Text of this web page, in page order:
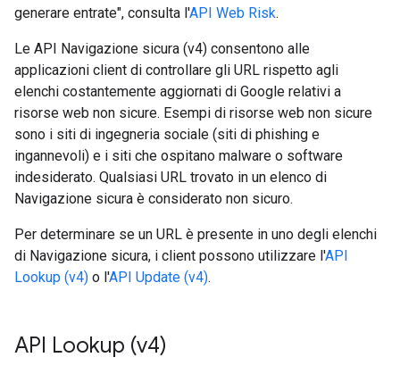
generare entrate", consulta l'API Web Risk.
Le API Navigazione sicura (v4) consentono alle
applicazioni client di controllare gli URL rispetto agli
elenchi costantemente aggiornati di Google relativi a
risorse web non sicure. Esempi di risorse web non sicure
sono i siti di ingegneria sociale (siti di phishing e
ingannevoli) e i siti che ospitano malware o software
indesiderato. Qualsiasi URL trovato in un elenco di
Navigazione sicura è considerato non sicuro.
Per determinare se un URL è presente in uno degli elenchi
di Navigazione sicura, i client possono utilizzare l'API
Lookup (v4) o l'API Update (v4).
API Lookup (v4)